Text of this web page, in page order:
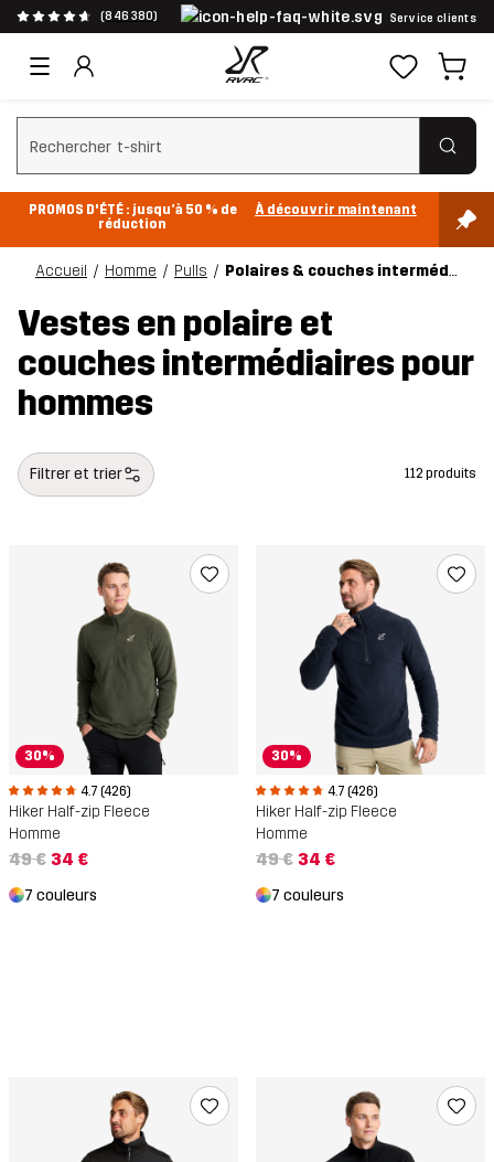
(846 380) Service clients
Effacer la recherche
PROMOS D'ÉTÉ : jusqu’à 50 % de
réduction
À découvrir maintenant
Accueil Homme Pulls Polaires & couches intermédiaires
Vestes en polaire et
couches intermédiaires pour
hommes
Filtrer et trier 112 produits
30%
4.7 (426)
Hiker Half-zip Fleece
Homme
49 € 34 €
7 couleurs
30%
4.7 (426)
Hiker Half-zip Fleece
Homme
49 € 34 €
7 couleurs